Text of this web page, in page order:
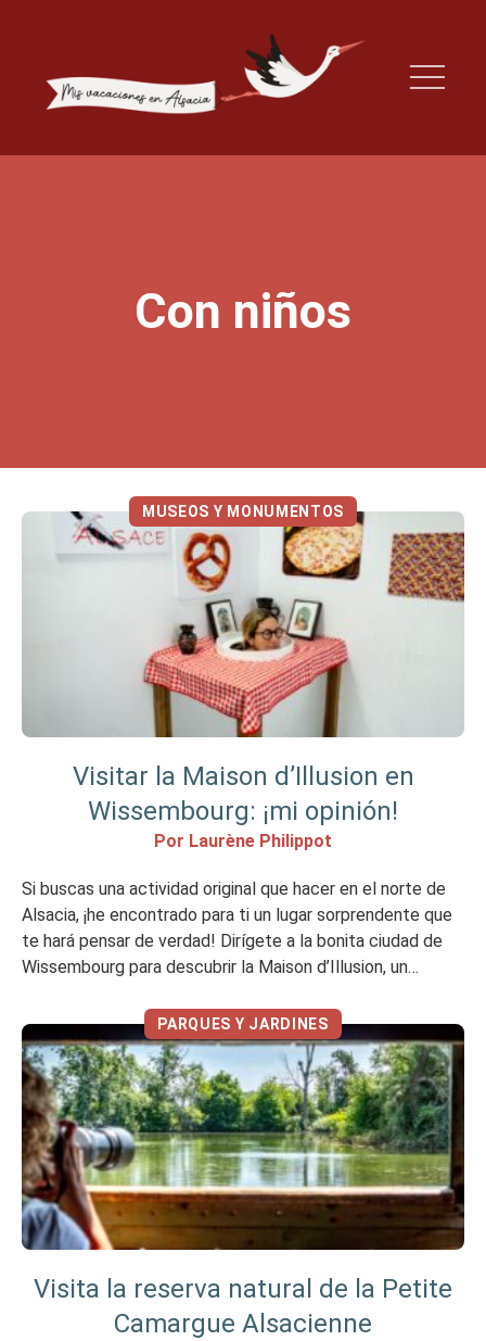
Con niños
MUSEOS Y MONUMENTOS
Visitar la Maison d’Illusion en
Wissembourg: ¡mi opinión!
Por Laurène Philippot
Si buscas una actividad original que hacer en el norte de
Alsacia, ¡he encontrado para ti un lugar sorprendente que
te hará pensar de verdad! Dirígete a la bonita ciudad de
Wissembourg para descubrir la Maison d’Illusion, un
esencial de un vistazo Vídeo de presentación […]
PARQUES Y JARDINES
Visita la reserva natural de la Petite
Camargue Alsacienne